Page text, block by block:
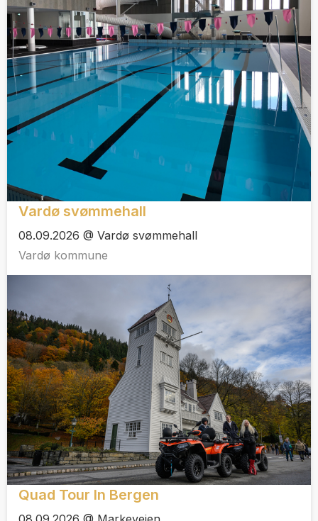
Vardø svømmehall
08.09.2026 @ Vardø svømmehall
Vardø kommune
Quad Tour In Bergen